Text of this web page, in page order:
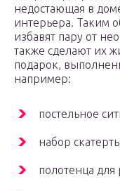
недостающая в
интерьера. Таким
избавят пару от
также сделают их
подарок,
например:
постельное
набор
полотенца